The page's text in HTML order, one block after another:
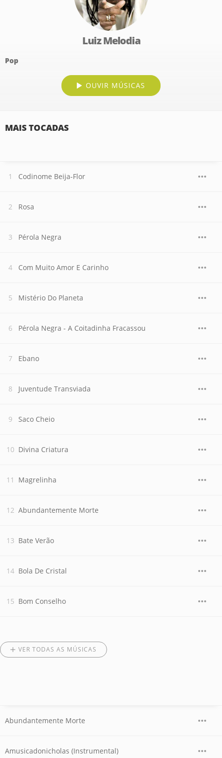
Luiz Melodia
Pop
OUVIR MÚSICAS
MAIS TOCADAS
Codinome Beija-Flor
Rosa
Pérola Negra
Com Muito Amor E Carinho
Mistério Do Planeta
Pérola Negra - A Coitadinha Fracassou
Ebano
Juventude Transviada
Saco Cheio
Divina Criatura
Magrelinha
Abundantemente Morte
Bate Verão
Bola De Cristal
Bom Conselho
VER TODAS AS MÚSICAS
Abundantemente Morte
Amusicadonicholas (Instrumental)